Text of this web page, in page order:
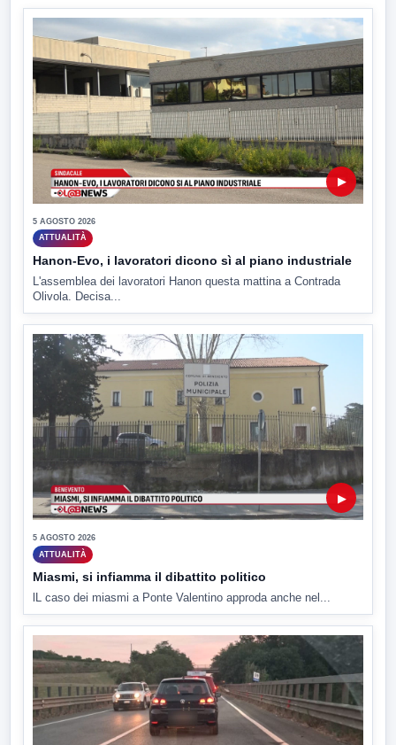
▶
5 AGOSTO 2026
ATTUALITÀ
Hanon-Evo, i lavoratori dicono sì al piano industriale
L'assemblea dei lavoratori Hanon questa mattina a Contrada
Olivola. Decisa...
▶
5 AGOSTO 2026
ATTUALITÀ
Miasmi, si infiamma il dibattito politico
lL caso dei miasmi a Ponte Valentino approda anche nel...